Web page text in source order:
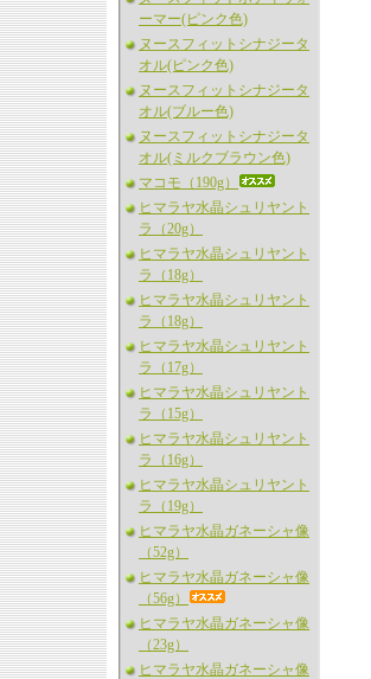
ーマー(ピンク色)
ヌースフィットシナジータ
オル(ピンク色)
ヌースフィットシナジータ
オル(ブルー色)
ヌースフィットシナジータ
オル(ミルクブラウン色)
マコモ（190g）
ヒマラヤ水晶シュリヤント
ラ（20g）
ヒマラヤ水晶シュリヤント
ラ（18g）
ヒマラヤ水晶シュリヤント
ラ（18g）
ヒマラヤ水晶シュリヤント
ラ（17g）
ヒマラヤ水晶シュリヤント
ラ（15g）
ヒマラヤ水晶シュリヤント
ラ（16g）
ヒマラヤ水晶シュリヤント
ラ（19g）
ヒマラヤ水晶ガネーシャ像
（52g）
ヒマラヤ水晶ガネーシャ像
（56g）
ヒマラヤ水晶ガネーシャ像
（23g）
ヒマラヤ水晶ガネーシャ像